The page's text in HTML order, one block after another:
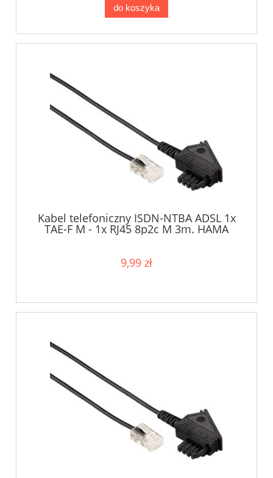
do koszyka
Kabel telefoniczny ISDN-NTBA ADSL 1x
TAE-F M - 1x RJ45 8p2c M 3m. HAMA
9,99 zł